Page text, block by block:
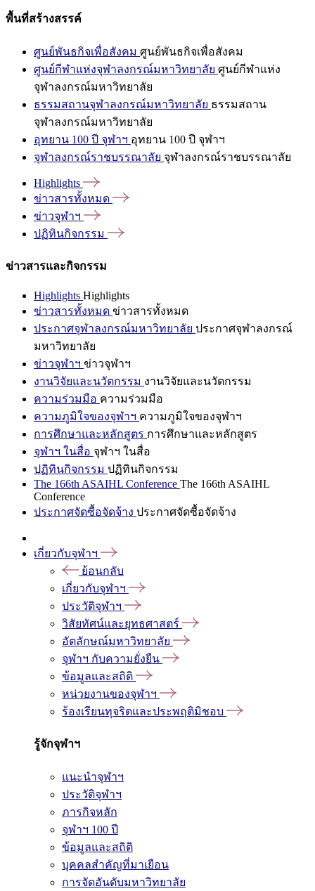
พื้นที่สร้างสรรค์
ศูนย์พันธกิจเพื่อสังคม ศูนย์พันธกิจเพื่อสังคม
ศูนย์กีฬาแห่งจุฬาลงกรณ์มหาวิทยาลัย ศูนย์กีฬาแห่ง
จุฬาลงกรณ์มหาวิทยาลัย
ธรรมสถานจุฬาลงกรณ์มหาวิทยาลัย ธรรมสถาน
จุฬาลงกรณ์มหาวิทยาลัย
อุทยาน 100 ปี จุฬาฯ อุทยาน 100 ปี จุฬาฯ
จุฬาลงกรณ์ราชบรรณาลัย จุฬาลงกรณ์ราชบรรณาลัย
Highlights
ข่าวสารทั้งหมด
ข่าวจุฬาฯ
ปฏิทินกิจกรรม
ข่าวสารและกิจกรรม
Highlights Highlights
ข่าวสารทั้งหมด ข่าวสารทั้งหมด
ประกาศจุฬาลงกรณ์มหาวิทยาลัย ประกาศจุฬาลงกรณ์
มหาวิทยาลัย
ข่าวจุฬาฯ ข่าวจุฬาฯ
งานวิจัยและนวัตกรรม งานวิจัยและนวัตกรรม
ความร่วมมือ ความร่วมมือ
ความภูมิใจของจุฬาฯ ความภูมิใจของจุฬาฯ
การศึกษาและหลักสูตร การศึกษาและหลักสูตร
จุฬาฯ ในสื่อ จุฬาฯ ในสื่อ
ปฏิทินกิจกรรม ปฏิทินกิจกรรม
The 166th ASAIHL Conference The 166th ASAIHL
Conference
ประกาศจัดซื้อจัดจ้าง ประกาศจัดซื้อจัดจ้าง
เกี่ยวกับจุฬาฯ
ย้อนกลับ
เกี่ยวกับจุฬาฯ
ประวัติจุฬาฯ
วิสัยทัศน์และยุทธศาสตร์
อัตลักษณ์มหาวิทยาลัย
จุฬาฯ กับความยั่งยืน
ข้อมูลและสถิติ
หน่วยงานของจุฬาฯ
ร้องเรียนทุจริตและประพฤติมิชอบ
รู้จักจุฬาฯ
แนะนำจุฬาฯ
ประวัติจุฬาฯ
ภารกิจหลัก
จุฬาฯ 100 ปี
ข้อมูลและสถิติ
บุคคลสำคัญที่มาเยือน
การจัดอันดับมหาวิทยาลัย